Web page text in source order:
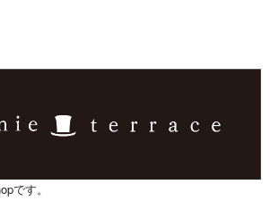
です。